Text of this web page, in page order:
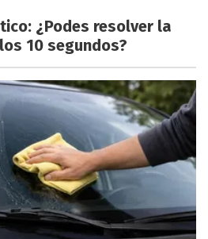
¿Podes resolver la
10 segundos?